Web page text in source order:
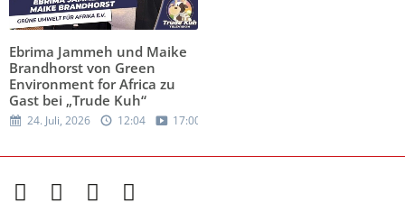
Ebrima Jammeh und Maike
Brandhorst von Green
Environment for Africa zu
Gast bei „Trude Kuh“
24. Juli, 2026 12:04 17:00